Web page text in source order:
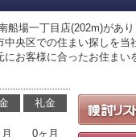
船場一丁目店(202m)があり
央区での住まい探しを当
お客様に合ったお住まい
礼金
0ヶ月